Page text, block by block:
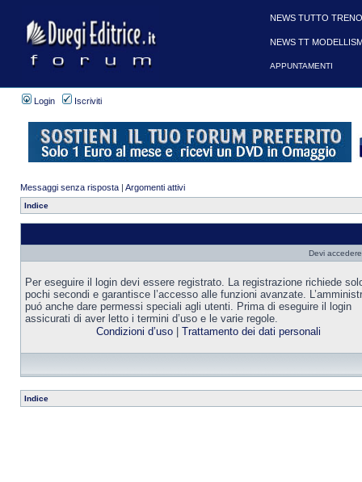
Login Iscriviti
Messaggi senza risposta | Argomenti attivi
Indice
Devi
Per eseguire il login devi essere registrato. La registrazione richiede
pochi secondi e garantisce l’accesso alle funzioni avanzate.
puó anche dare permessi speciali agli utenti. Prima di eseguire il login
assicurati di aver letto i termini d’uso e le varie regole.
Condizioni d’uso| Trattamento dei dati personali
Indice
NEWS TUTTO
NEWS TT
APPUNTAMENTI